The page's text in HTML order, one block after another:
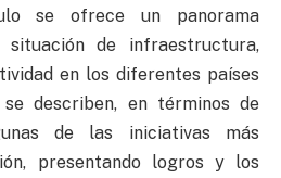
se ofrece un panorama
de infraestructura,
en los diferentes países
describen, en términos de
de las iniciativas más
presentando logros y los